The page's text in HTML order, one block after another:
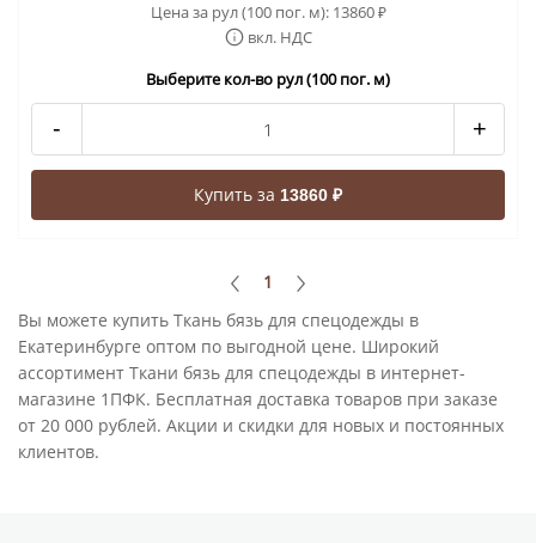
Цена за рул (100 пог. м): 13860₽
вкл. НДС
Выберите кол-во рул (100 пог. м)
- +
Купить за 13860 ₽
1
Вы можете купить Ткань бязь для спецодежды в
Екатеринбурге оптом по выгодной цене. Широкий
ассортимент Ткани бязь для спецодежды в интернет-
магазине 1ПФК. Бесплатная доставка товаров при заказе
от 20 000 рублей. Акции и скидки для новых и постоянных
клиентов.